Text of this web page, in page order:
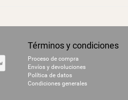
Términos y condiciones
Proceso de compra
Envíos y devoluciones
Política de datos
Condiciones generales